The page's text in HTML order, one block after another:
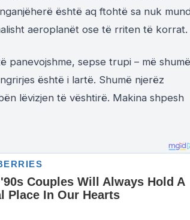
është aq ftohtë sa nuk
aeroplanët ose të rriten të korrat.
panevojshme, sepse trupi – më shumë
është i lartë. Shumë njerëz
lëvizjen të vështirë. Makina shpesh